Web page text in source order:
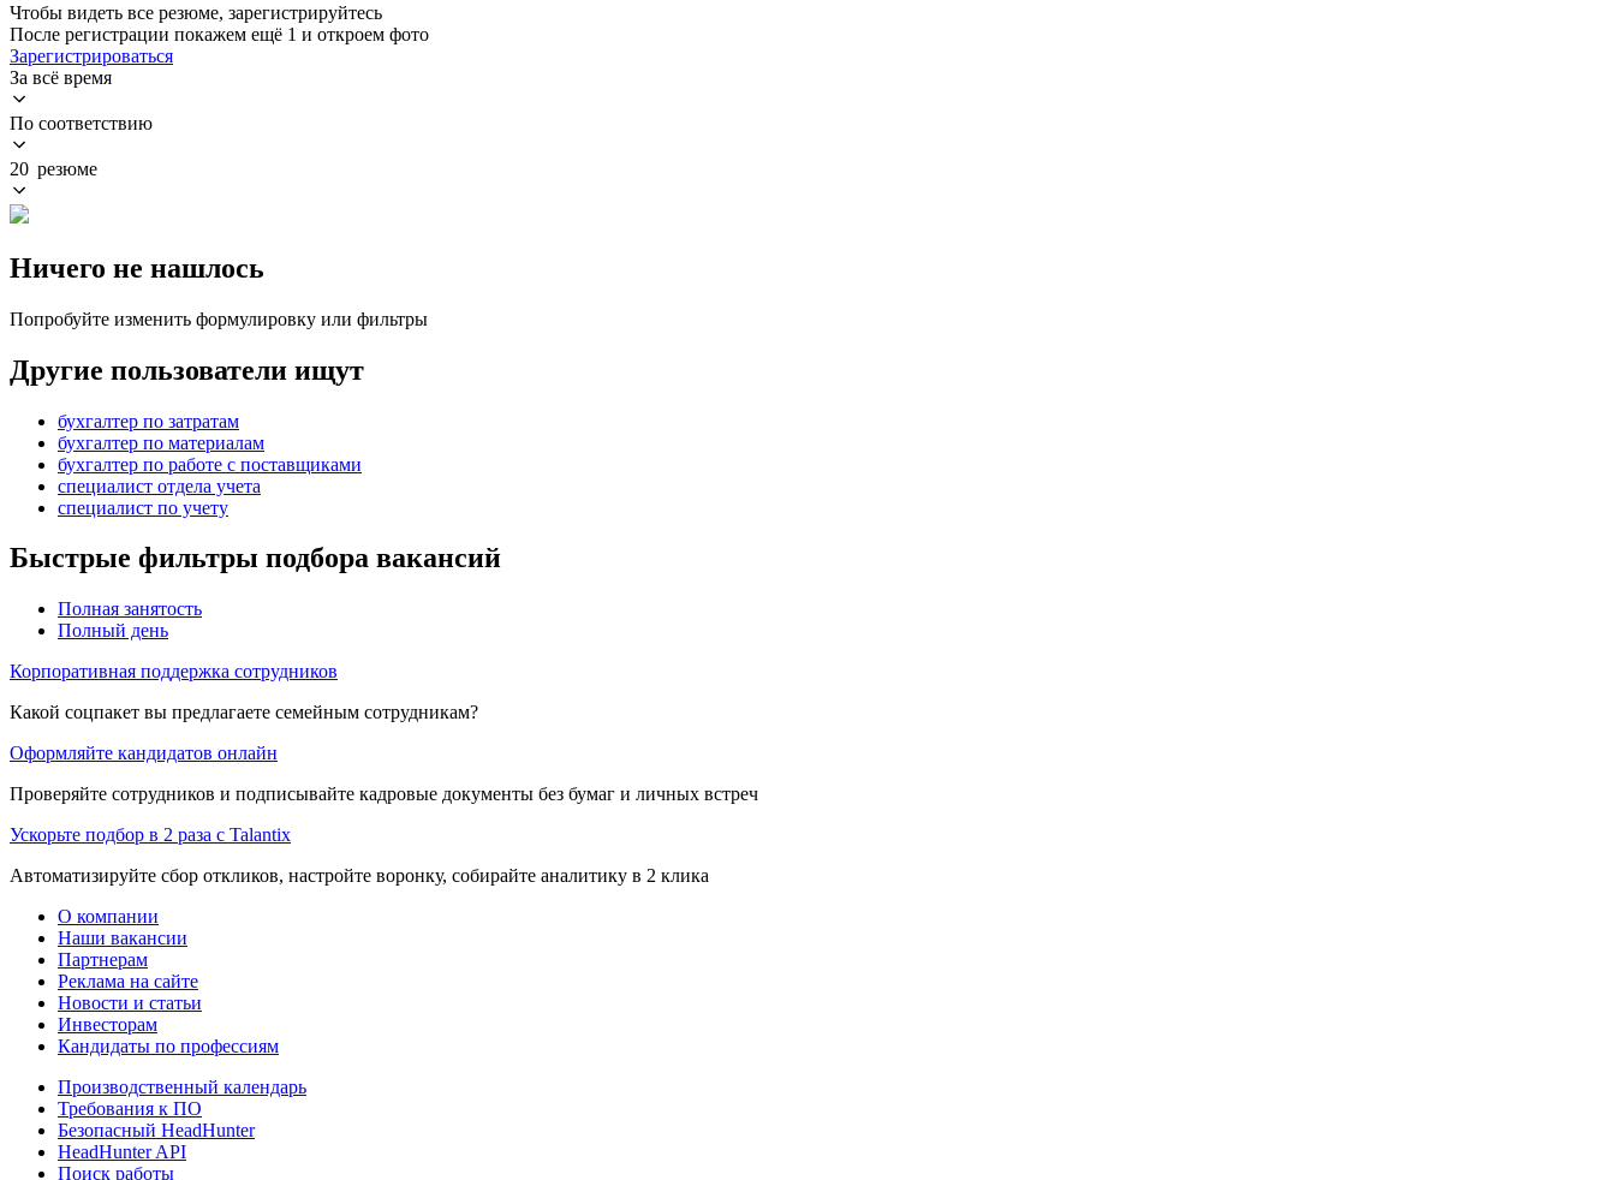
Чтобы видеть все резюме, зарегистрируйтесь
После регистрации покажем ещё 1 и откроем фото
Зарегистрироваться
За всё время
По соответствию
20 резюме
Ничего не нашлось
Попробуйте изменить формулировку или фильтры
Другие пользователи ищут
бухгалтер по затратам
бухгалтер по материалам
бухгалтер по работе с поставщиками
специалист отдела учета
специалист по учету
Быстрые фильтры подбора вакансий
Полная занятость
Полный день
Корпоративная поддержка сотрудников
Какой соцпакет вы предлагаете семейным сотрудникам?
Оформляйте кандидатов онлайн
Проверяйте сотрудников и подписывайте кадровые документы без бумаг и личных встреч
Ускорьте подбор в 2 раза с Talantix
Автоматизируйте сбор откликов, настройте воронку, собирайте аналитику в 2 клика
О компании
Наши вакансии
Партнерам
Реклама на сайте
Новости и статьи
Инвесторам
Кандидаты по профессиям
Производственный календарь
Требования к ПО
Безопасный HeadHunter
HeadHunter API
Поиск работы